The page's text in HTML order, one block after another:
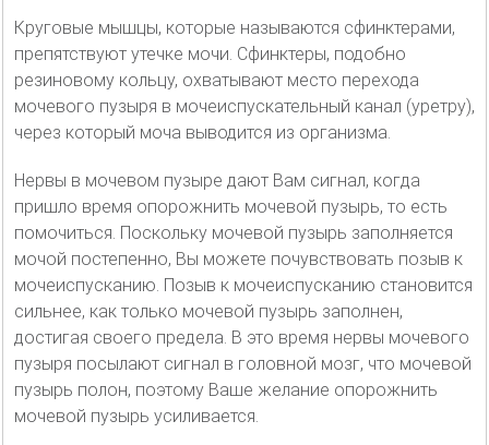
Круговые мышцы, которые называются сфинктерами,
препятствуют утечке мочи. Сфинктеры, подобно
резиновому кольцу, охватывают место перехода
мочевого пузыря в мочеиспускательный канал (уретру),
через который моча выводится из организма.
Нервы в мочевом пузыре дают Вам сигнал, когда
пришло время опорожнить мочевой пузырь, то есть
помочиться. Поскольку мочевой пузырь заполняется
мочой постепенно, Вы можете почувствовать позыв к
мочеиспусканию. Позыв к мочеиспусканию становится
сильнее, как только мочевой пузырь заполнен,
достигая своего предела. В это время нервы мочевого
пузыря посылают сигнал в головной мозг, что мочевой
пузырь полон, поэтому Ваше желание опорожнить
мочевой пузырь усиливается.